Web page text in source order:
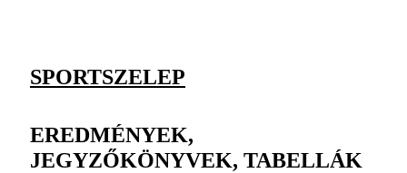
SPORTSZELEP
EREDMÉNYEK,
JEGYZŐKÖNYVEK, TABELLÁK